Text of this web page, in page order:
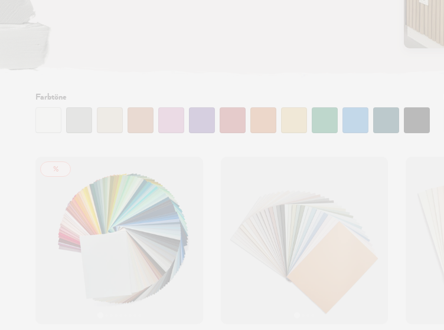
Filtern:
Farbtöne
%